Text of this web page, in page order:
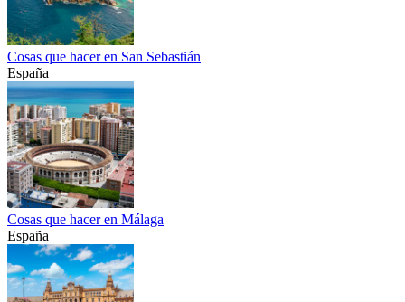
Cosas que hacer en San Sebastián
España
Cosas que hacer en Málaga
España